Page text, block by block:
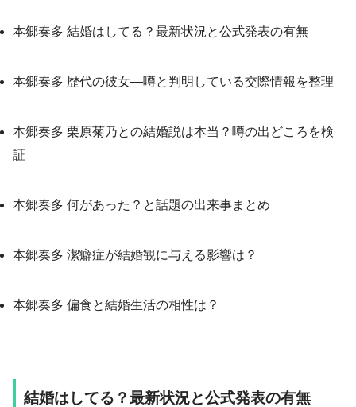
本郷奏多 結婚はしてる？最新状況と公式発表の有無
本郷奏多 歴代の彼女—噂と判明している交際情報を整理
本郷奏多 栗原菊乃との結婚説は本当？噂の出どころを検
証
本郷奏多 何があった？と話題の出来事まとめ
本郷奏多 潔癖症が結婚観に与える影響は？
本郷奏多 偏食と結婚生活の相性は？
結婚はしてる？最新状況と公式発表の有無